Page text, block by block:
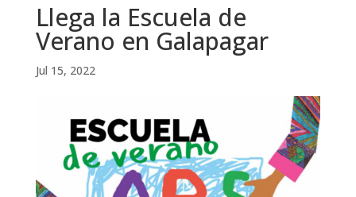
Llega la Escuela de
Verano en Galapagar
Jul 15, 2022